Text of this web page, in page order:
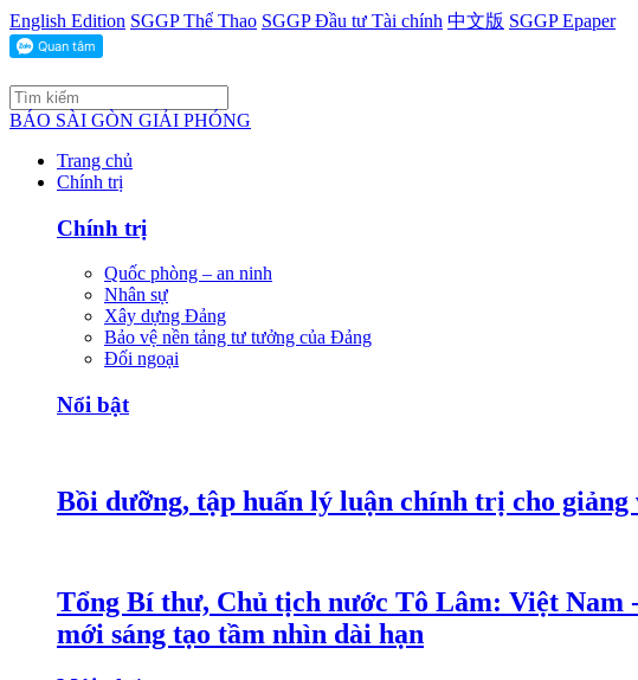
English Edition SGGP Thể Thao SGGP Đầu tư Tài chính 中文版 SGGP Epaper
BÁO SÀI GÒN GIẢI PHÓNG
Trang chủ
Chính trị
Chính trị
Quốc phòng – an ninh
Nhân sự
Xây dựng Đảng
Bảo vệ nền tảng tư tưởng của Đảng
Đối ngoại
Nổi bật
Bồi dưỡng, tập huấn lý luận chính trị cho
Tổng Bí thư, Chủ tịch nước Tô Lâm: Việt Nam
mới sáng tạo tầm nhìn dài hạn